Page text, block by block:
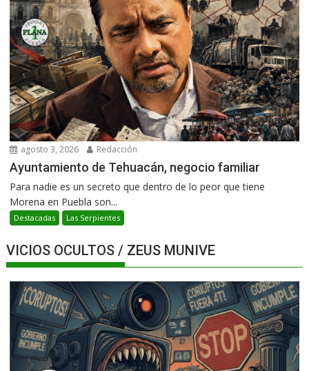
agosto 3, 2026 Redacción
Ayuntamiento de Tehuacán, negocio familiar
Para nadie es un secreto que dentro de lo peor que tiene
Morena en Puebla son...
Destacadas Las Serpientes
VICIOS OCULTOS / ZEUS MUNIVE